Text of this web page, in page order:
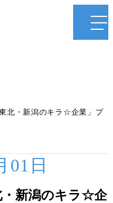
北・新潟のキラ☆企業」プ
01日
・新潟のキラ☆企